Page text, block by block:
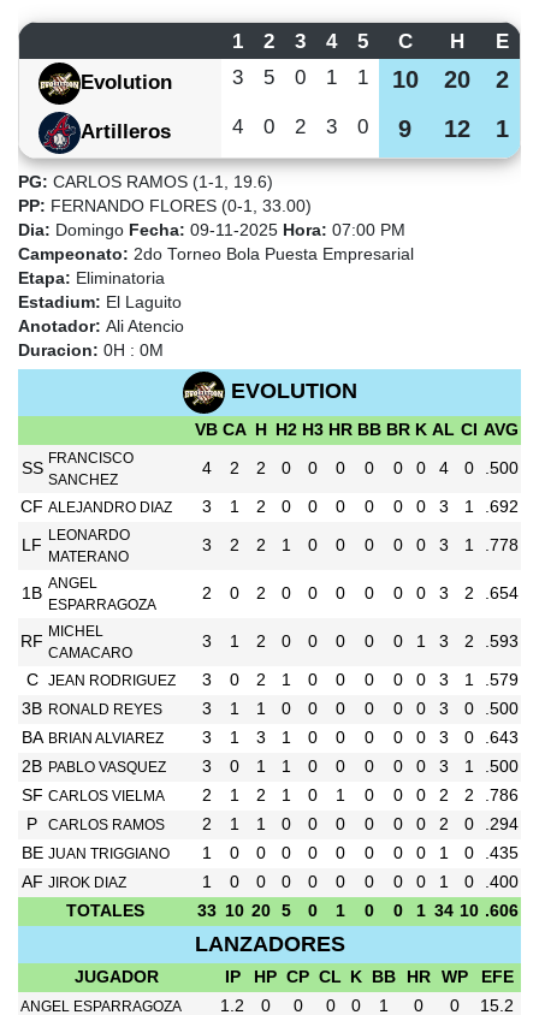
1 2 3 4 5 C H
E
Evolution
3 5 0 1 1 10 20 2
Artilleros 4 0 2 3 0 9 12 1
PG: CARLOS RAMOS (1-1, 19.6)
PP: FERNANDO FLORES (0-1, 33.00)
Dia: Domingo Fecha: 09-11-2025 Hora: 07:00 PM
Campeonato: 2do Torneo Bola Puesta Empresarial
Etapa: Eliminatoria
Estadium: El Laguito
Anotador: Ali Atencio
Duracion: 0H : 0M
EVOLUTION
VB CA H H2 H3 HR BB BR K AL CI AVG
SS
FRANCISCO
SANCHEZ
4 2 2 0 0 0 0 0 0 4 0 .500
CF ALEJANDRO DIAZ 3 1 2 0 0 0 0 0 0 3 1 .692
LF
LEONARDO
MATERANO
3 2 2 1 0 0 0 0 0 3 1 .778
1B
ANGEL
ESPARRAGOZA
2 0 2 0 0 0 0 0 0 3 2 .654
RF
MICHEL
CAMACARO
3 1 2 0 0 0 0 0 1 3 2 .593
C JEAN RODRIGUEZ 3 0 2 1 0 0 0 0 0 3 1
.579
3B RONALD REYES 3 1 1 0 0 0 0 0 0 3 0
.500
BA BRIAN ALVIAREZ 3 1 3 1 0 0 0 0 0 3 0
.643
2B PABLO VASQUEZ 3 0 1 1 0 0 0 0 0 3 1
.500
SF CARLOS VIELMA 2 1 2 1 0 1 0 0 0 2 2
.786
P
CARLOS RAMOS 2 1 1 0 0 0 0 0 0 2 0
.294
BE JUAN TRIGGIANO 1 0 0 0 0 0 0 0 0 1 0
.435
AF JIROK DIAZ 1 0 0 0 0 0 0 0 0 1 0
.400
TOTALES
33 10 20 5 0 1 0 0 1 34 10 .606
LANZADORES
JUGADOR IP HP CP CL K BB HR WP EFE
ANGEL ESPARRAGOZA 1.2 0 0 0 0 1 0 0 15.2